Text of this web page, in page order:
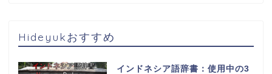
Hideyukおすすめ
インドネシア語辞書：使用中の3